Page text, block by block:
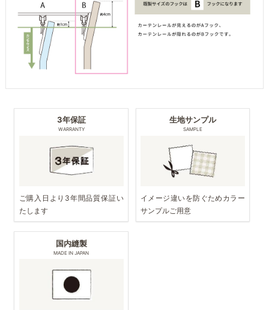
3年保証
WARRANTY
ご購入日より3年間品質保証い
たします
生地サンプル
SAMPLE
イメージ違いを防ぐためカラー
サンプルご用意
国内縫製
MADE IN JAPAN